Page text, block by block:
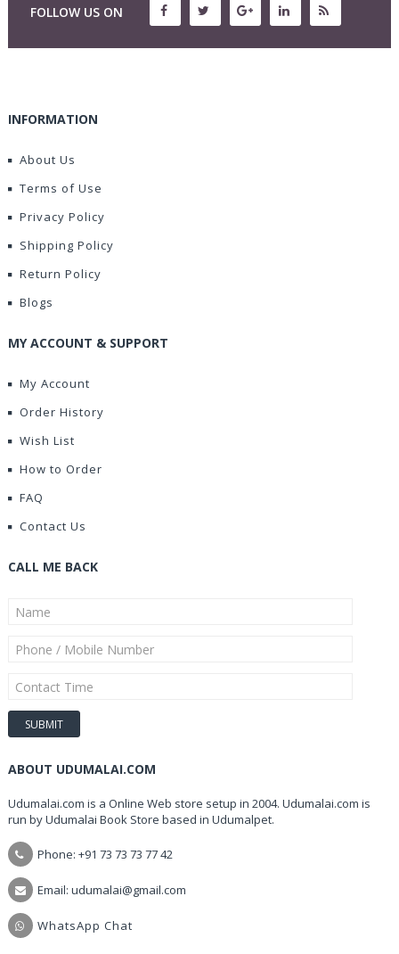
FOLLOW US ON
INFORMATION
About Us
Terms of Use
Privacy Policy
Shipping Policy
Return Policy
Blogs
MY ACCOUNT & SUPPORT
My Account
Order History
Wish List
How to Order
FAQ
Contact Us
CALL ME BACK
ABOUT UDUMALAI.COM
Udumalai.com is a Online Web store setup in 2004. Udumalai.com is
run by Udumalai Book Store based in Udumalpet.
Phone: +91 73 73 73 77 42
Email: udumalai@gmail.com
WhatsApp Chat